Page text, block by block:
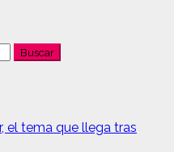
el tema que llega tras